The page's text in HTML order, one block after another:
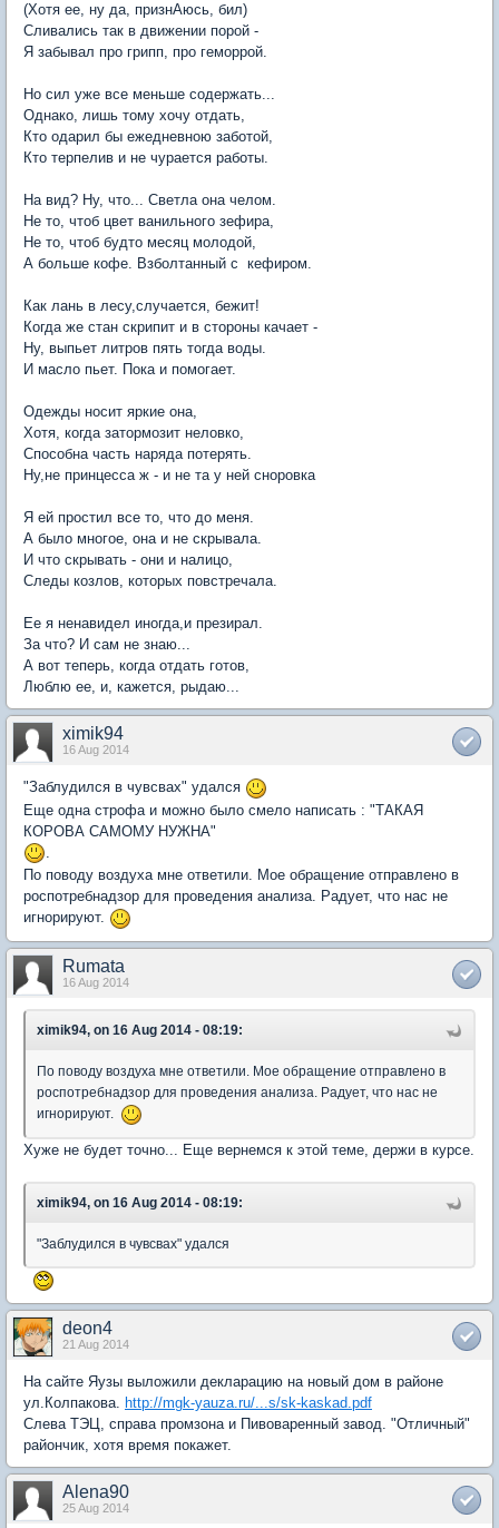
(Хотя ее, ну да, признАюсь, бил)
Сливались так в движении порой -
Я забывал про грипп, про геморрой.
Но сил уже все меньше содержать...
Однако, лишь тому хочу отдать,
Кто одарил бы ежедневною заботой,
Кто терпелив и не чурается работы.
На вид? Ну, что... Светла она челом.
Не то, чтоб цвет ванильного зефира,
Не то, чтоб будто месяц молодой,
А больше кофе. Взболтанный с кефиром.
Как лань в лесу,случается, бежит!
Когда же стан скрипит и в стороны качает -
Ну, выпьет литров пять тогда воды.
И масло пьет. Пока и помогает.
Одежды носит яркие она,
Хотя, когда затормозит неловко,
Способна часть наряда потерять.
Ну,не принцесса ж - и не та у ней сноровка
Я ей простил все то, что до меня.
А было многое, она и не скрывала.
И что скрывать - они и налицо,
Следы козлов, которых повстречала.
Ее я ненавидел иногда,и презирал.
За что? И сам не знаю...
А вот теперь, когда отдать готов,
Люблю ее, и, кажется, рыдаю...
ximik94
16 Aug 2014
"Заблудился в чувсвах" удался
Еще одна строфа и можно было смело написать : "ТАКАЯ
КОРОВА САМОМУ НУЖНА"
По поводу воздуха мне ответили. Мое обращение отправлено в
роспотребнадзор для проведения анализа. Радует, что нас не
игнорируют.
Rumata
16 Aug 2014
ximik94, on 16 Aug 2014 - 08:19:
По поводу воздуха мне ответили. Мое обращение отправлено в
роспотребнадзор для проведения анализа. Радует, что нас не
игнорируют.
Хуже не будет точно... Еще вернемся к этой теме, держи в курсе.
ximik94, on 16 Aug 2014 - 08:19:
"Заблудился в чувсвах" удался
deon4
21 Aug 2014
На сайте Яузы выложили декларацию на новый дом в районе
ул.Колпакова. http://mgk-yauza.ru/...s/sk-kaskad.pdf
Слева ТЭЦ, справа промзона и Пивоваренный завод. "Отличный"
райончик, хотя время покажет.
Alena90
25 Aug 2014